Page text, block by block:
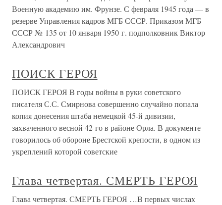
Военную академию им. Фрунзе. С февраля 1945 года — в
резерве Управления кадров МГБ СССР. Приказом МГБ
СССР № 135 от 10 января 1950 г. подполковник Виктор
Александрович
ПОИСК ГЕРОЯ
ПОИСК ГЕРОЯ В годы войны в руки советского
писателя С.С. Смирнова совершенно случайно попала
копия донесения штаба немецкой 45-й дивизии,
захваченного весной 42-го в районе Орла. В документе
говорилось об обороне Брестской крепости, в одном из
укреплений которой советские
Глава четвертая. СМЕРТЬ ГЕРОЯ
Глава четвертая. СМЕРТЬ ГЕРОЯ …В первых числах